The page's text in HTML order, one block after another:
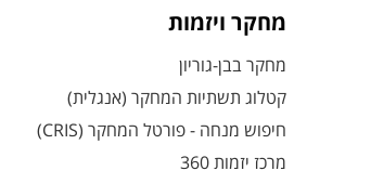
מחקר ויזמות
מחקר בבן-גוריון
קטלוג תשתיות המחקר (אנגלית)
חיפוש מנחה - פורטל המחקר (CRIS)
מרכז יזמות 360